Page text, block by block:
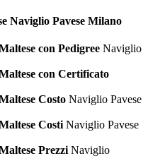
Naviglio Pavese Milano
con Pedigree Naviglio
con Certificato
Costo Naviglio Pavese
Costi Naviglio Pavese
Prezzi Naviglio